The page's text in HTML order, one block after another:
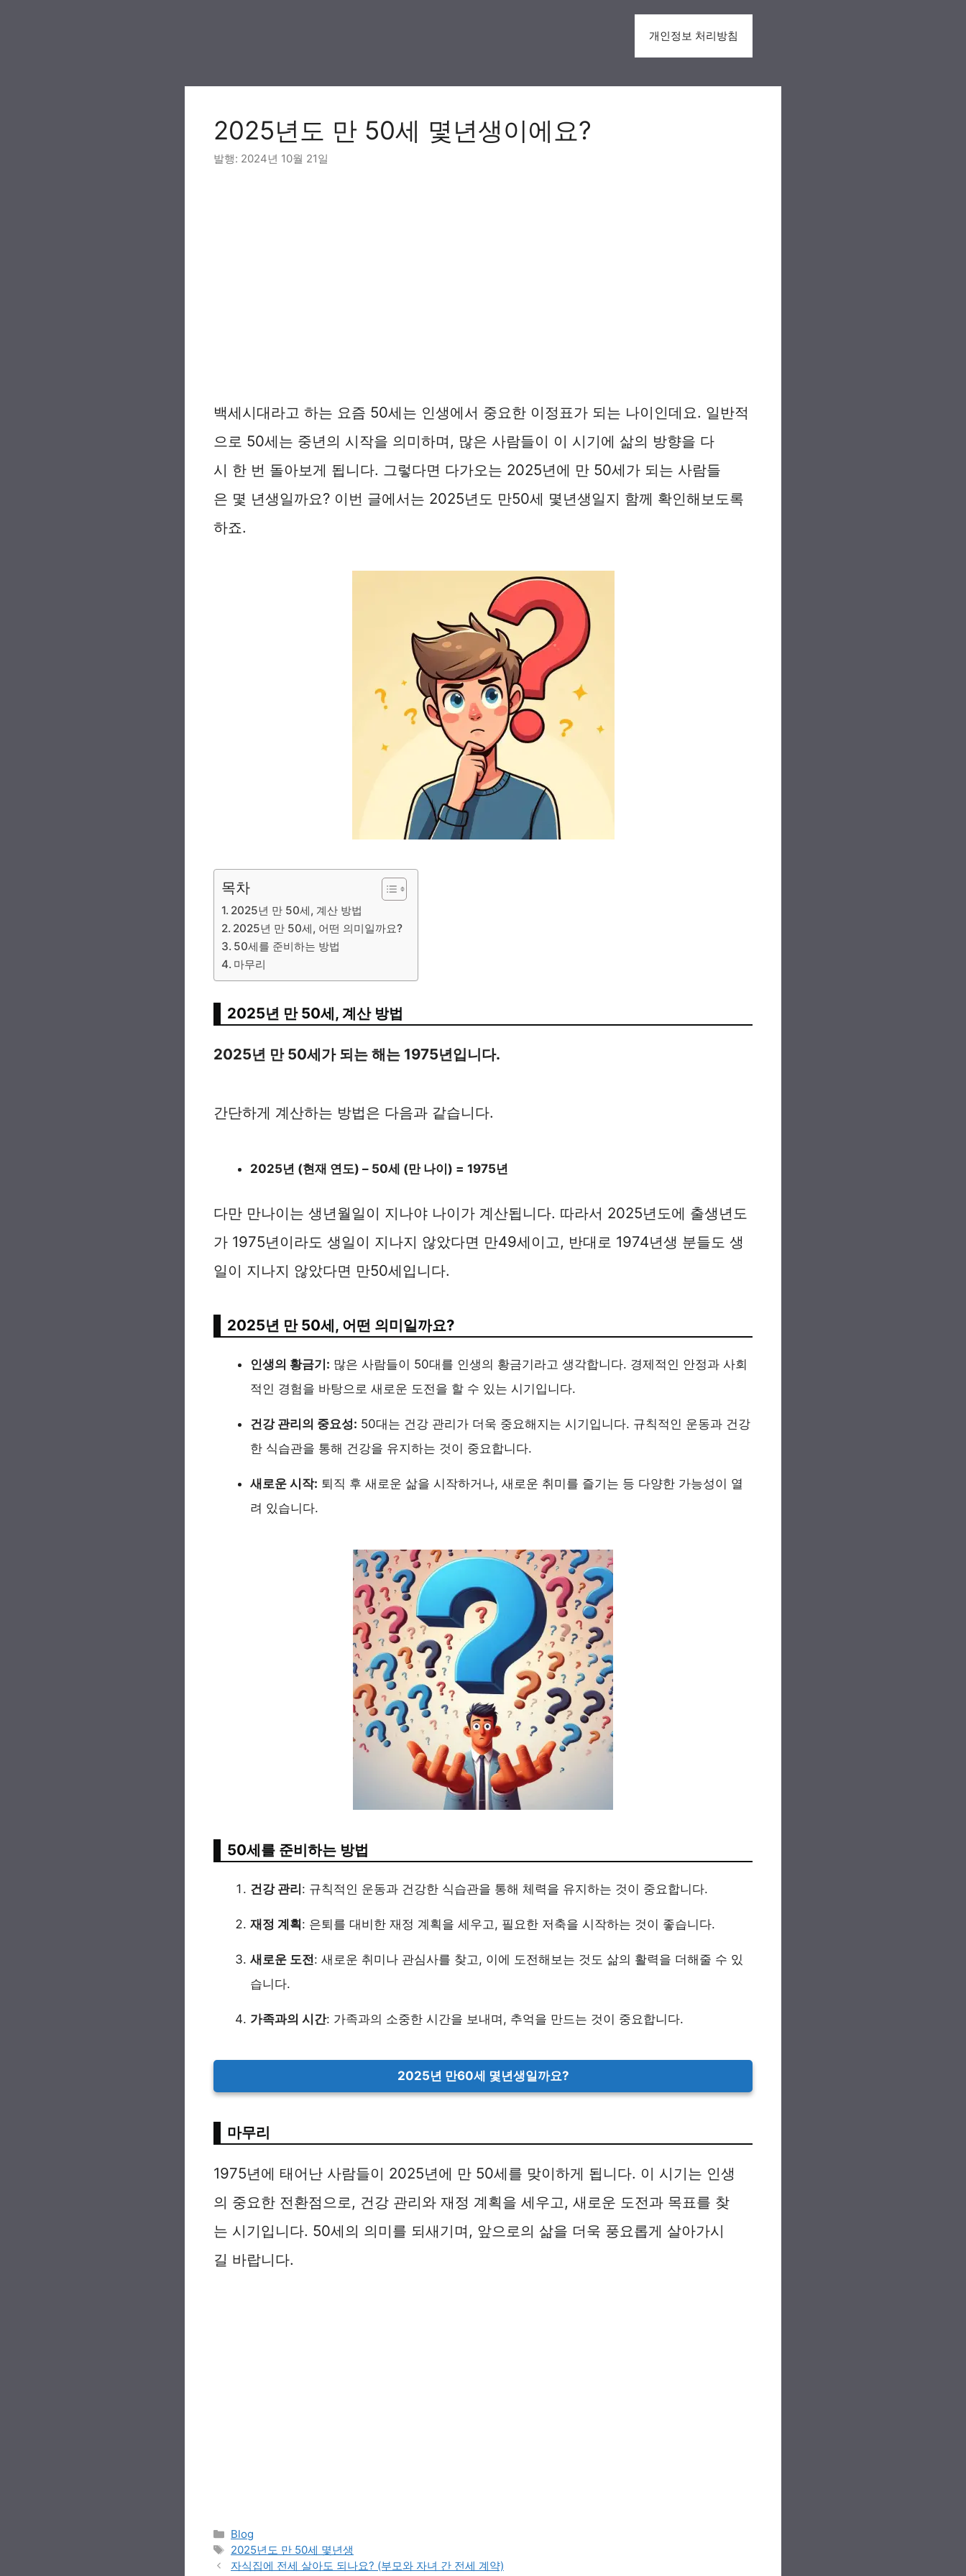
개인정보 처리방침
2025년도 만 50세 몇년생이에요?
2024년 10월 21일
백세시대라고 하는 요즘 50세는 인생에서 중요한 이정표가 되는 나이인데요. 일반적
으로 50세는 중년의 시작을 의미하며, 많은 사람들이 이 시기에 삶의 방향을 다
시 한 번 돌아보게 됩니다. 그렇다면 다가오는 2025년에 만 50세가 되는 사람들
은 몇 년생일까요? 이번 글에서는 2025년도 만50세 몇년생일지 함께 확인해보도록
하죠.
목차
2025년 만 50세, 계산 방법
2025년 만 50세, 어떤 의미일까요?
50세를 준비하는 방법
마무리
2025년 만 50세, 계산 방법
2025년 만 50세가 되는 해는 1975년입니다.
간단하게 계산하는 방법은 다음과 같습니다.
2025년 (현재 연도) – 50세 (만 나이) = 1975년
다만 만나이는 생년월일이 지나야 나이가 계산됩니다. 따라서 2025년도에 출생년도
가 1975년이라도 생일이 지나지 않았다면 만49세이고, 반대로 1974년생 분들도 생
일이 지나지 않았다면 만50세입니다.
2025년 만 50세, 어떤 의미일까요?
인생의 황금기: 많은 사람들이 50대를 인생의 황금기라고 생각합니다. 경제적인 안정과 사회
적인 경험을 바탕으로 새로운 도전을 할 수 있는 시기입니다.
건강 관리의 중요성: 50대는 건강 관리가 더욱 중요해지는 시기입니다. 규칙적인 운동과 건강
한 식습관을 통해 건강을 유지하는 것이 중요합니다.
새로운 시작: 퇴직 후 새로운 삶을 시작하거나, 새로운 취미를 즐기는 등 다양한 가능성이 열
려 있습니다.
50세를 준비하는 방법
건강 관리: 규칙적인 운동과 건강한 식습관을 통해 체력을 유지하는 것이 중요합니다.
재정 계획: 은퇴를 대비한 재정 계획을 세우고, 필요한 저축을 시작하는 것이 좋습니다.
새로운 도전: 새로운 취미나 관심사를 찾고, 이에 도전해보는 것도 삶의 활력을 더해줄 수 있
습니다.
가족과의 시간: 가족과의 소중한 시간을 보내며, 추억을 만드는 것이 중요합니다.
2025년 만60세 몇년생일까요?
마무리
1975년에 태어난 사람들이 2025년에 만 50세를 맞이하게 됩니다. 이 시기는 인생
의 중요한 전환점으로, 건강 관리와 재정 계획을 세우고, 새로운 도전과 목표를 찾
는 시기입니다. 50세의 의미를 되새기며, 앞으로의 삶을 더욱 풍요롭게 살아가시
길 바랍니다.
Categories
Blog
Tags
2025년도 만 50세 몇년생
자식집에 전세 살아도 되나요? (부모와 자녀 간 전세 계약)